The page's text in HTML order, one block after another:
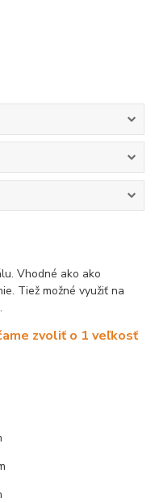
Vhodné ako ako
Tiež možné využiť na
zvoliť o 1 veľkosť